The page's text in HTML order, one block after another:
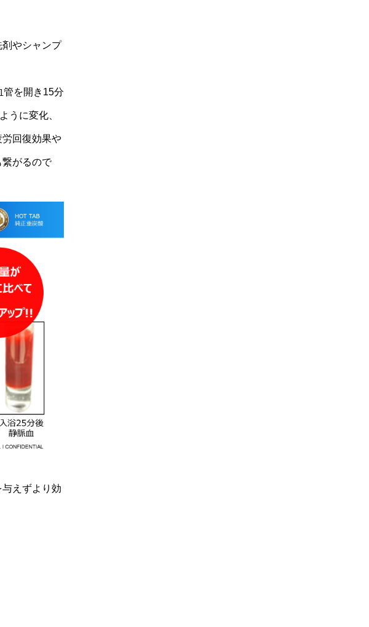
やシャンプ
管を開き15分
うに変化、
労回復効果や
がるので
えずより効